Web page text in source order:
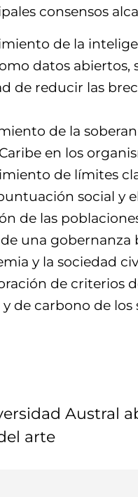
consensos
de la
datos abiertos,
de reducir las
de la
en los
de límites
social y
de las
una gobernanza
y la sociedad
de criterios
de carbono de
Austral
arte